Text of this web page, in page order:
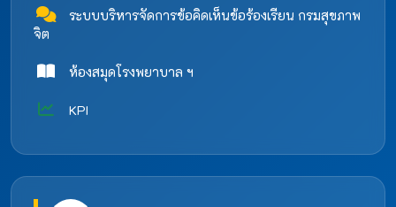
ระบบบริหารจัดการข้อคิดเห็นข้อร้องเรียน กรมสุขภาพ
จิต
ห้องสมุดโรงพยาบาล ฯ
KPI